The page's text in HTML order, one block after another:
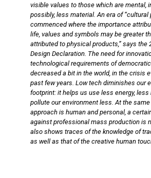
visible values to those which are mental,
possibly, less material. An era of “cultural
commenced where the importance
life, values and symbols may be greater
attributed to physical products,” says the
Design Declaration. The need for
technological requirements of
decreased a bit in the world, in the crisis
past few years. Low tech diminishes our
footprint: it helps us use less energy, less
pollute our environment less. At the
approach is human and personal, a
against professional mass production is
also shows traces of the knowledge of
as well as that of the creative human